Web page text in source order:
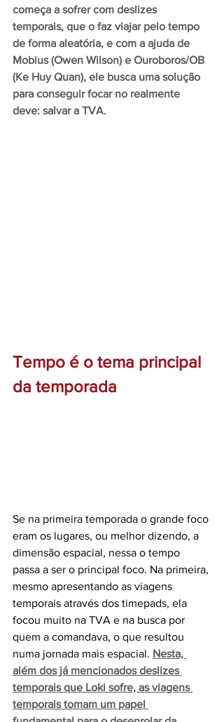
começa a sofrer com deslizes
temporais, que o faz viajar pelo tempo
de forma aleatória, e com a ajuda de
Mobius (Owen Wilson) e Ouroboros/OB
(Ke Huy Quan), ele busca uma solução
para conseguir focar no realmente
deve: salvar a TVA.
Tempo é o tema principal
da temporada
Se na primeira temporada o grande foco
eram os lugares, ou melhor dizendo, a
dimensão espacial, nessa o tempo
passa a ser o principal foco. Na primeira,
mesmo apresentando as viagens
temporais através dos timepads, ela
focou muito na TVA e na busca por
quem a comandava, o que resultou
numa jornada mais espacial. Nesta,
além dos já mencionados deslizes
temporais que Loki sofre, as viagens
temporais tomam um papel